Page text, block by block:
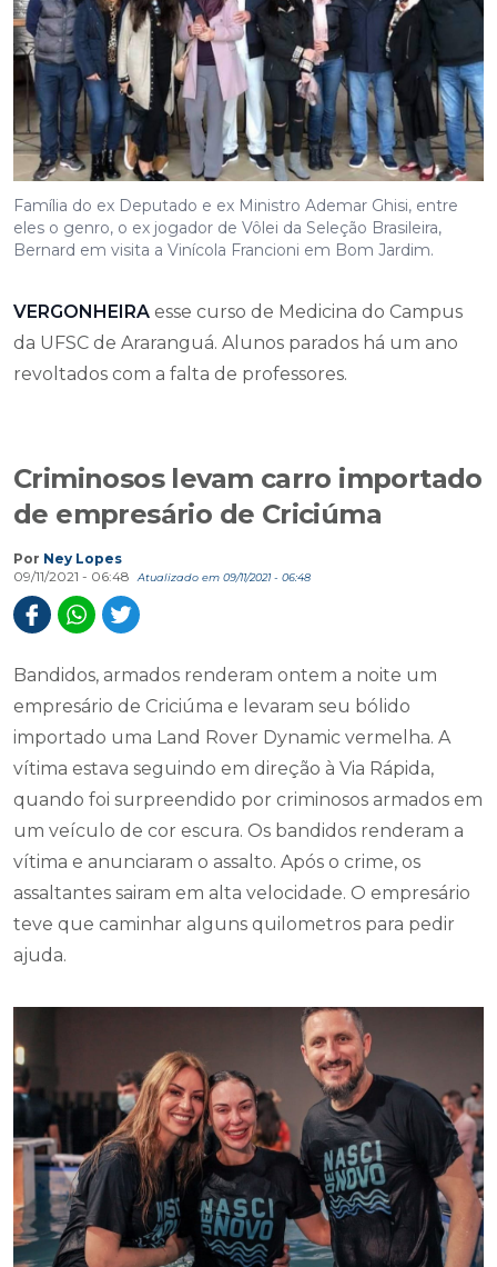
Família do ex Deputado e ex Ministro Ademar Ghisi, entre
eles o genro, o ex jogador de Vôlei da Seleção Brasileira,
Bernard em visita a Vinícola Francioni em Bom Jardim.
VERGONHEIRA esse curso de Medicina do Campus
da UFSC de Araranguá. Alunos parados há um ano
revoltados com a falta de professores.
Criminosos levam carro importado
de empresário de Criciúma
Por Ney Lopes
09/11/2021 - 06:48
Atualizado em 09/11/2021 - 06:48
Bandidos, armados renderam ontem a noite um
empresário de Criciúma e levaram seu bólido
importado uma Land Rover Dynamic vermelha. A
vítima estava seguindo em direção à Via Rápida,
quando foi surpreendido por criminosos armados em
um veículo de cor escura. Os bandidos renderam a
vítima e anunciaram o assalto. Após o crime, os
assaltantes sairam em alta velocidade. O empresário
teve que caminhar alguns quilometros para pedir
ajuda.